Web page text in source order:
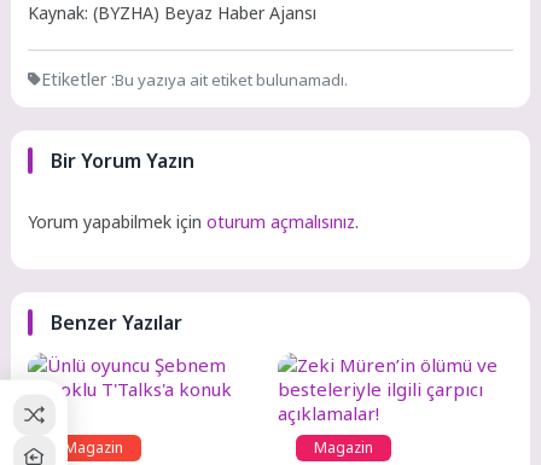
Kaynak: (BYZHA) Beyaz Haber Ajansı
Etiketler :Bu yazıya ait etiket bulunamadı.
Bir Yorum Yazın
Yorum yapabilmek içinoturum açmalısınız.
Benzer Yazılar
Magazin Magazin